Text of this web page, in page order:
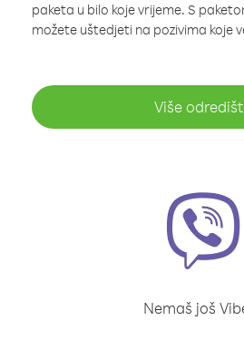
paketa u bilo koje vrijeme. S
možete uštedjeti na pozivima koje
Više
Nemaš još